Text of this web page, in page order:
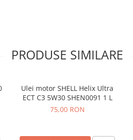
PRODUSE SIMILARE
Ulei motor SHELL Helix Ultra
ECT C3 5W30 SHEN0091 1 L
75,00 RON